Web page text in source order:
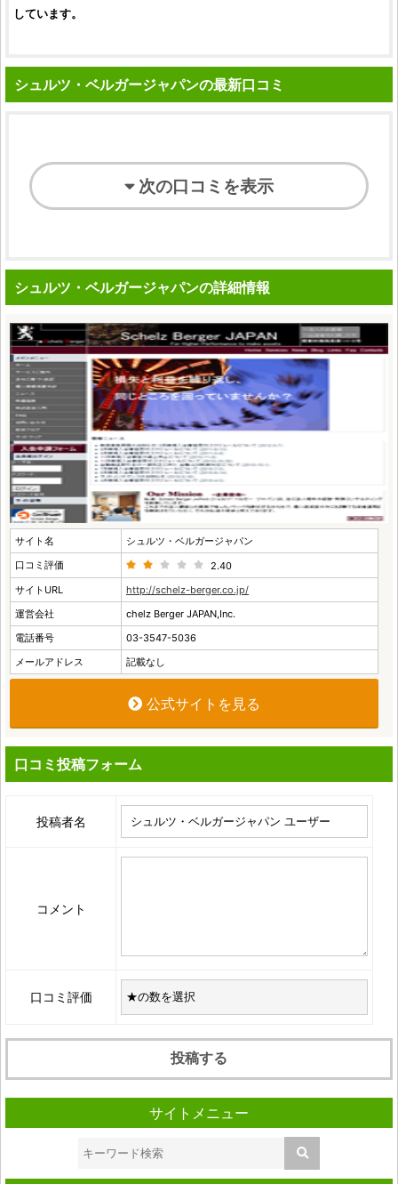
しています。
シュルツ・ベルガージャパンの最新口コミ
次の口コミを表示
シュルツ・ベルガージャパンの詳細情報
サイト名
シュルツ・ベルガージャパン
口コミ評価
2.40
サイトURL
http://schelz-berger.co.jp/
運営会社
chelz Berger JAPAN,Inc.
電話番号
03-3547-5036
メールアドレス
記載なし
公式サイトを見る
口コミ投稿フォーム
投稿者名
コメント
口コミ評価
サイトメニュー